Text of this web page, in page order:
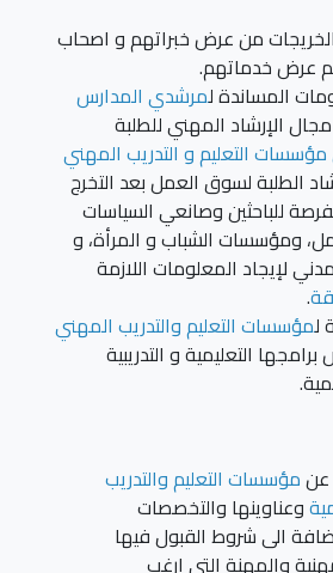
من عرض خبراتهم و اصحاب
عرض خدماتهم.
المساندة لمرشدي المدارس
الإرشاد المهني للطلبة
التعليم و التدريب المهني
الطلبة لسوق العمل بعد التخرج
للباحثين وصانعي السياسات
ومؤسسات الشباب و المرأة، و
لإيجاد المعلومات اللازمة
.
لمؤسسات التعليم والتدريب المهني
التعليمية و التدريبية
عنمؤسسات التعليم والتدريب
وعناوينها والتخصصات
الى شروط القبول فيها
والمهنة التي ارغب